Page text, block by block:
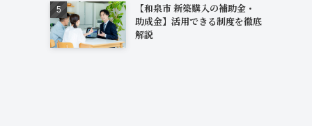
【和泉市 新築購入の補助金・
助成金】活用できる制度を徹底
解説